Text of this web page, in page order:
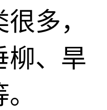
多，
柳、旱